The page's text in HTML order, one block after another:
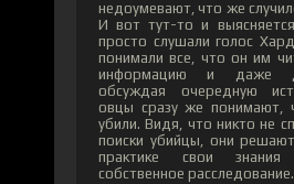
недоумевают, что же
И вот тут-то и
просто слушали голос
понимали все, что он им
информацию и даже
обсуждая очередную
овцы сразу же понимают,
убили. Видя, что никто не
поиски убийцы, они
практике свои
собственное расследование.